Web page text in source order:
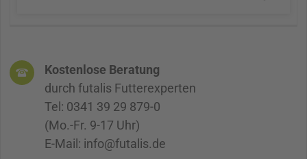
Kostenlose Beratung
durch futalis Futterexperten
Tel: 0341 39 29 879-0
(Mo.-Fr. 9-17 Uhr)
E-Mail: info@futalis.de